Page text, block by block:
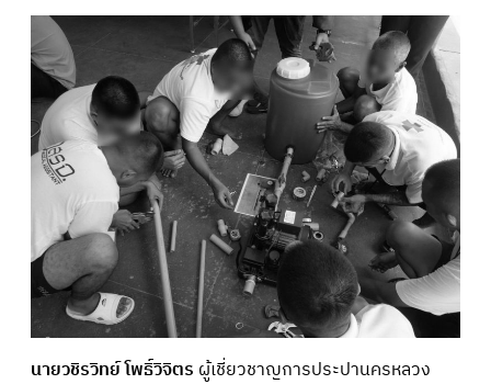
นายวชิรวิทย์ โพธิ์วิจิตร ผู้เชี่ยวชาญการประปานครหลวง